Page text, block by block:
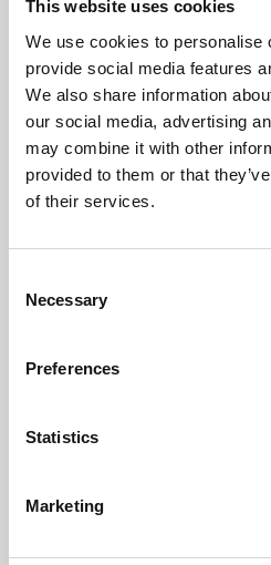
This website uses cookies
We use cookies to personalise
provide social media features
We also share information
our social media, advertising
may combine it with other
provided to them or that
of their services.
Selection
Necessary
Preferences
Statistics
Marketing
specifiek type polyethyleen
zijn hoge dichtheid en
vaak gebruikt in
en robuustheid vereist zijn,
flessen, en industriële
lasersnijden van HDPE
het onderscheiden van
eigenschappen van HDPE
expertise om dit materiaal
diverse voordelen:
Hoge precisie: Dankzij onze
technologie kunnen we
maken in HDPE, wat
die exact op maat moeten zijn.